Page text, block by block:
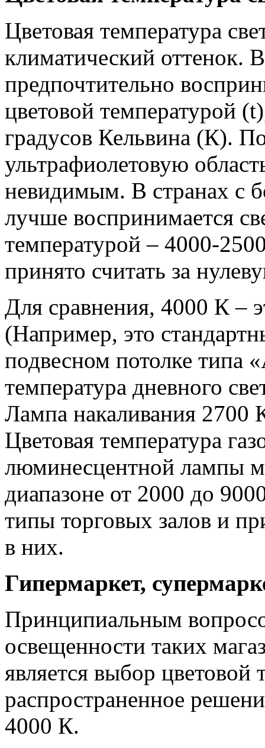
Цветовая температура
климатический оттенок.
предпочтительно
цветовой температурой
градусов Кельвина (К).
ультрафиолетовую
невидимым. В странах с
лучше воспринимается
температурой – 4000-
принято считать за
Для сравнения, 4000 К –
(Например, это
подвесном потолке типа
температура дневного
Лампа накаливания 2700
Цветовая температура
люминесцентной лампы
диапазоне от 2000 до
типы торговых залов и
в них.
Гипермаркет,
Принципиальным
освещенности таких
является выбор
распространенное
4000 К.